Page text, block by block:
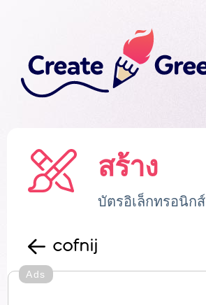
สร้าง
บัตรอิเล็กทรอนิกส์
cofnij
Ads